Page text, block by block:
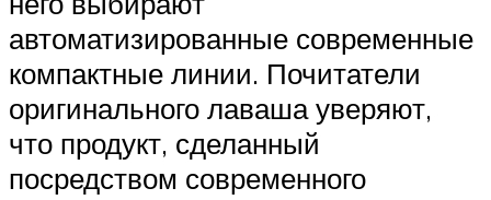
автоматизированные современные
компактные линии. Почитатели
оригинального лаваша уверяют,
что продукт, сделанный
посредством современного